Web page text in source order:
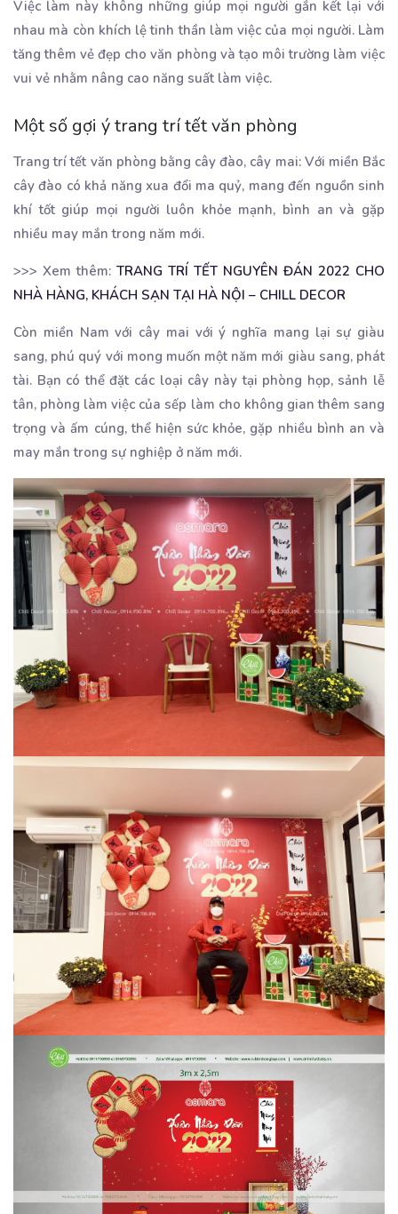
Việc làm này không những giúp mọi người gắn kết lại với
nhau mà còn khích lệ tinh thần làm việc của mọi người. Làm
tăng thêm vẻ đẹp cho văn phòng và tạo môi trường làm việc
vui vẻ nhằm nâng cao năng suất làm việc.
Một số gợi ý trang trí tết văn phòng
Trang trí tết văn phòng bằng cây đào, cây mai: Với miền Bắc
cây đào có khả năng xua đổi ma quỷ, mang đến nguồn sinh
khí tốt giúp mọi người luôn khỏe mạnh, bình an và gặp
nhiều may mắn trong năm mới.
>>> Xem thêm: TRANG TRÍ TẾT NGUYÊN ĐÁN 2022 CHO
NHÀ HÀNG, KHÁCH SẠN TẠI HÀ NỘI – CHILL DECOR
Còn miền Nam với cây mai với ý nghĩa mang lại sự giàu
sang, phú quý với mong muốn một năm mới giàu sang, phát
tài. Bạn có thể đặt các loại cây này tại phòng họp, sảnh lễ
tân, phòng làm việc của sếp làm cho không gian thêm sang
trọng và ấm cúng, thể hiện sức khỏe, gặp nhiều bình an và
may mắn trong sự nghiệp ở năm mới.